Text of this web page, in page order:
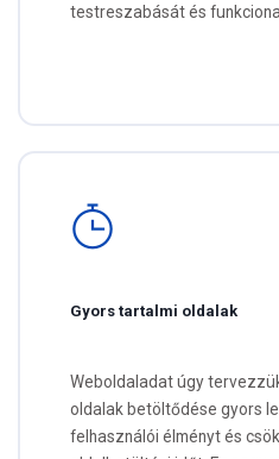
testreszabását és
Gyors tartalmi oldalak
Weboldaladat úgy
oldalak betöltődése gyors
felhasználói élményt és